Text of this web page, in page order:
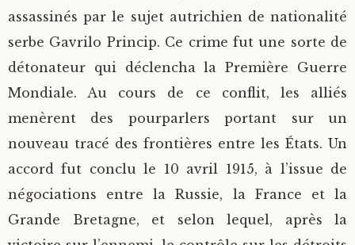
assassinés par le sujet autrichien de nationalité
serbe Gavrilo Princip. Ce crime fut une sorte de
détonateur qui déclencha la Première Guerre
Mondiale. Au cours de ce conflit, les alliés
menèrent des pourparlers portant sur un
nouveau tracé des frontières entre les États. Un
accord fut conclu le 10 avril 1915, à l’issue de
négociations entre la Russie, la France et la
Grande Bretagne, et selon lequel, après la